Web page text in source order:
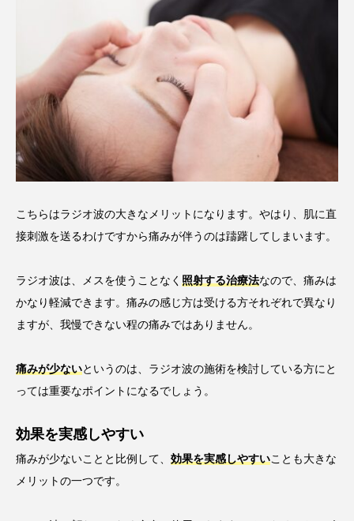
こちらはラジオ波の大きなメリットになります。やはり、肌に直
接刺激を送るわけですから痛みが伴うのは躊躇してしまいます。
ラジオ波は、メスを使うことなく 照射する治療法なので、痛みは
かなり軽減できます。痛みの感じ方は受ける方それぞれで異なり
ますが、我慢できない程の痛みではありません。
痛みが少ないというのは、ラジオ波の施術を検討している方にと
っては重要なポイントになるでしょう。
効果を実感しやすい
痛みが少ないことと比例して、 効果を実感しやすいことも大きな
メリットの一つです。